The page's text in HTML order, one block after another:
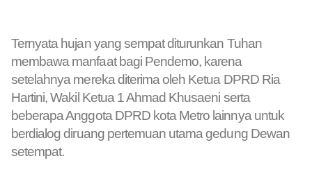
Ternyata hujan yang sempat diturunkan Tuhan
membawa manfaat bagi Pendemo, karena
setelahnya mereka diterima oleh Ketua DPRD Ria
Hartini, Wakil Ketua 1 Ahmad Khusaeni serta
beberapa Anggota DPRD kota Metro lainnya untuk
berdialog diruang pertemuan utama gedung Dewan
setempat.